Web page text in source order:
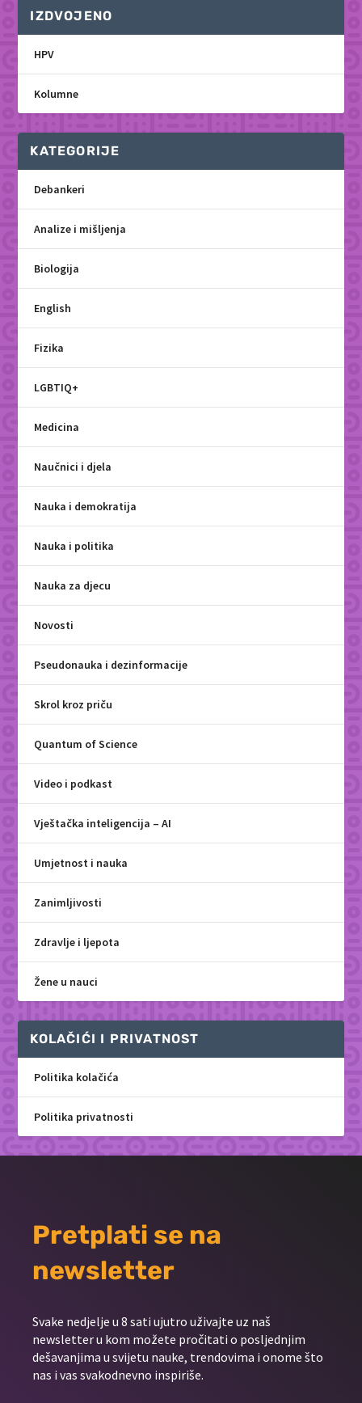
IZDVOJENO
HPV
Kolumne
KATEGORIJE
Debankeri
Analize i mišljenja
Biologija
English
Fizika
LGBTIQ+
Medicina
Naučnici i djela
Nauka i demokratija
Nauka i politika
Nauka za djecu
Novosti
Pseudonauka i dezinformacije
Skrol kroz priču
Quantum of Science
Video i podkast
Vještačka inteligencija – AI
Umjetnost i nauka
Zanimljivosti
Zdravlje i ljepota
Žene u nauci
KOLAČIĆI I PRIVATNOST
Politika kolačića
Politika privatnosti
Pretplati se na
newsletter
Svake nedjelje u 8 sati ujutro uživajte uz naš
newsletter u kom možete pročitati o posljednjim
dešavanjima u svijetu nauke, trendovima i onome što
nas i vas svakodnevno inspiriše.